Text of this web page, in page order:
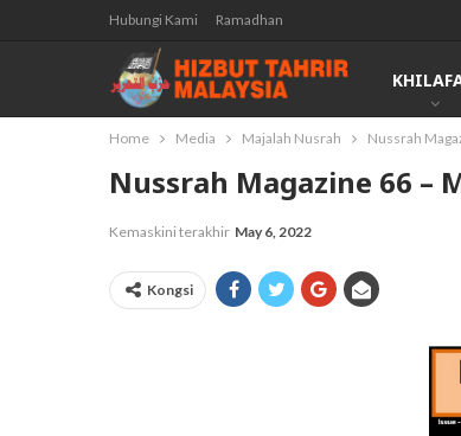
Hubungi Kami Ramadhan
Home Media Majalah Nusrah Nussrah
Nussrah Magazine 66 –
Kemaskini terakhir May 6, 2022
Kongsi